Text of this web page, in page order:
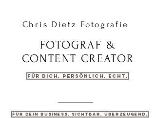
Chris Dietz Fotografie
FOTOGRAF &
CONTENT CREATOR
Für dich. Persönlich. Echt.
Für dein Business. Sichtbar. Überzeugend.